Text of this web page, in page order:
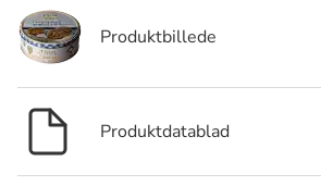
Produktbillede
Produktdatablad